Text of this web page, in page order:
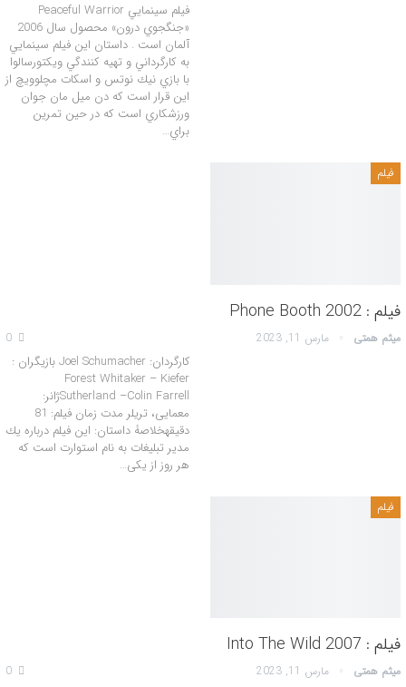
فيلم سينمايي Peaceful Warrior
«جنگجوي درون» محصول سال 2006
آلمان است . داستان این فيلم سينمايي
به كارگرداني و تهيه كنندگي ويكتورسالوا
با بازي نيك نوتس و اسكات مچلوويچ از
اين قرار است كه دن ميل مان جوان
ورزشكاري است كه در حين تمرين
براي…
فیلم
فیلم : Phone Booth 2002
میثم همتی مارس 11, 2023
کارگردان: Joel Schumacher بازیگران :
Forest Whitaker – Kiefer
Sutherland –Colin Farrellژانر:
معمایی، تریلر مدت زمان فیلم: 81
دقیقهخلاصۀ داستان: این فیلم درباره یك
مدیر تبلیغات به نام استوارت است كه
هر روز از یكی…
فیلم
فیلم : Into The Wild 2007
میثم همتی مارس 11, 2023